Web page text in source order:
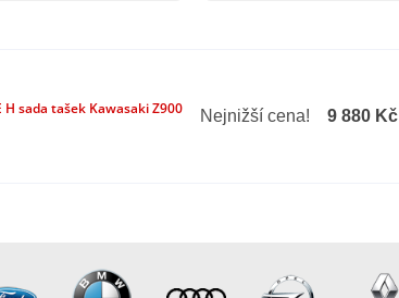
H sada tašek Kawasaki Z900
Nejnižší cena! 9 880 Kč